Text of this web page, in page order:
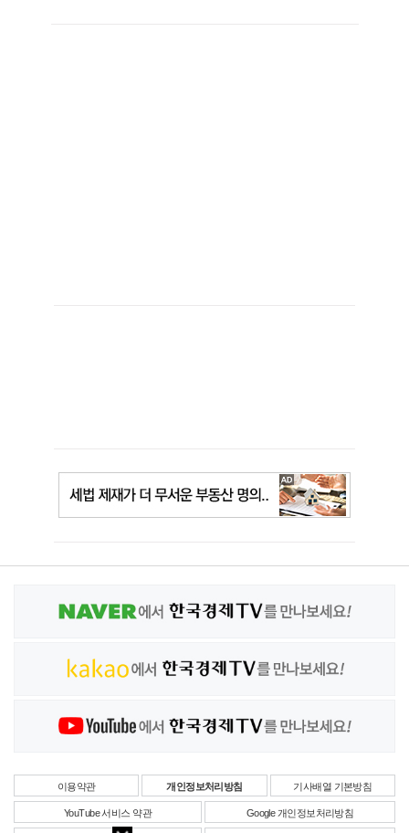
이용약관 개인정보처리방침 기사배열 기본방침
YouTube 서비스 약관 Google 개인정보처리방침